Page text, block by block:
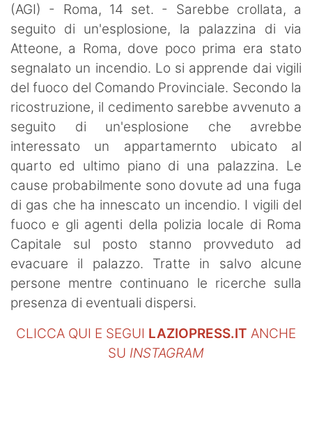
Contatti
(AGI) - Roma, 14 set. - Sarebbe crollata, a
seguito di un'esplosione, la palazzina di via
Atteone, a Roma, dove poco prima era stato
segnalato un incendio. Lo si apprende dai vigili
del fuoco del Comando Provinciale. Secondo la
ricostruzione, il cedimento sarebbe avvenuto a
seguito di un'esplosione che avrebbe
interessato un appartamernto ubicato al
quarto ed ultimo piano di una palazzina. Le
cause probabilmente sono dovute ad una fuga
di gas che ha innescato un incendio. I vigili del
fuoco e gli agenti della polizia locale di Roma
Capitale sul posto stanno provveduto ad
evacuare il palazzo. Tratte in salvo alcune
persone mentre continuano le ricerche sulla
presenza di eventuali dispersi.
CLICCA QUI E SEGUI LAZIOPRESS.IT ANCHE
SU INSTAGRAM